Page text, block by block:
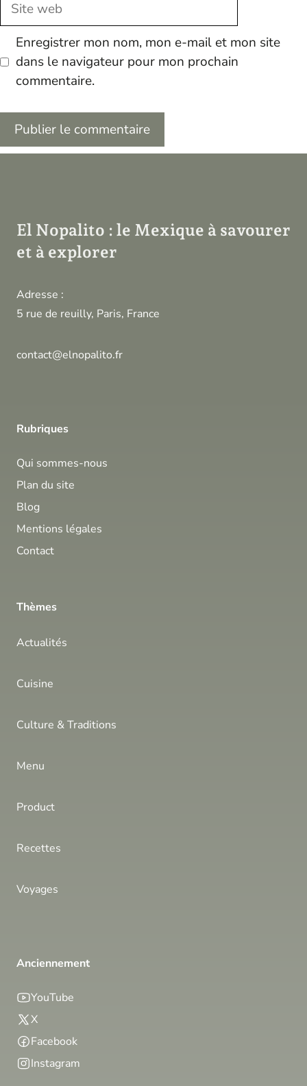
Enregistrer mon nom, mon e-mail et mon site
dans le navigateur pour mon prochain
commentaire.
El Nopalito : le Mexique à savourer
et à explorer
Adresse :
5 rue de reuilly, Paris, France
contact@elnopalito.fr
Rubriques
Qui sommes-nous
Plan du site
Blog
Mentions légales
Contact
Thèmes
Actualités
Cuisine
Culture & Traditions
Menu
Product
Recettes
Voyages
Anciennement
YouTube
X
Facebook
Instagram